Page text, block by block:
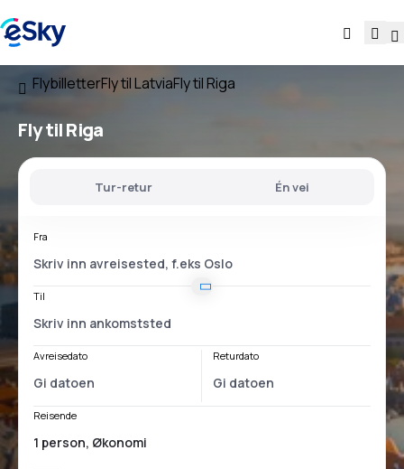
FlybilletterFly til LatviaFly til Riga
Fly til Riga
Tur-retur Én vei
Fra
Til
Avreisedato Returdato
Reisende